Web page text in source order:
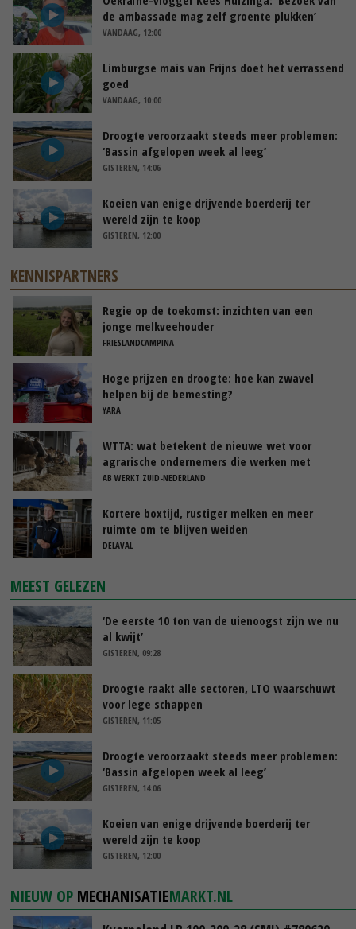
de ambassade mag zelf groente plukken’
VANDAAG, 12:00
Limburgse mais van Frijns doet het verrassend
goed
VANDAAG, 10:00
Droogte veroorzaakt steeds meer problemen:
‘Bassin afgelopen week al leeg’
GISTEREN, 14:06
Koeien van enige drijvende boerderij ter
wereld zijn te koop
GISTEREN, 12:00
KENNISPARTNERS
Regie op de toekomst: inzichten van een
jonge melkveehouder
FRIESLANDCAMPINA
Hoge prijzen en droogte: hoe kan zwavel
helpen bij de bemesting?
YARA
WTTA: wat betekent de nieuwe wet voor
agrarische ondernemers die werken met
uitzendkrachten?
AB WERKT ZUID-NEDERLAND
Kortere boxtijd, rustiger melken en meer
ruimte om te blijven weiden
DELAVAL
MEEST GELEZEN
‘De eerste 10 ton van de uienoogst zijn we nu
al kwijt’
GISTEREN, 09:28
Droogte raakt alle sectoren, LTO waarschuwt
voor lege schappen
GISTEREN, 11:05
Droogte veroorzaakt steeds meer problemen:
‘Bassin afgelopen week al leeg’
GISTEREN, 14:06
Koeien van enige drijvende boerderij ter
wereld zijn te koop
GISTEREN, 12:00
NIEUW OP MECHANISATIEMARKT.NL